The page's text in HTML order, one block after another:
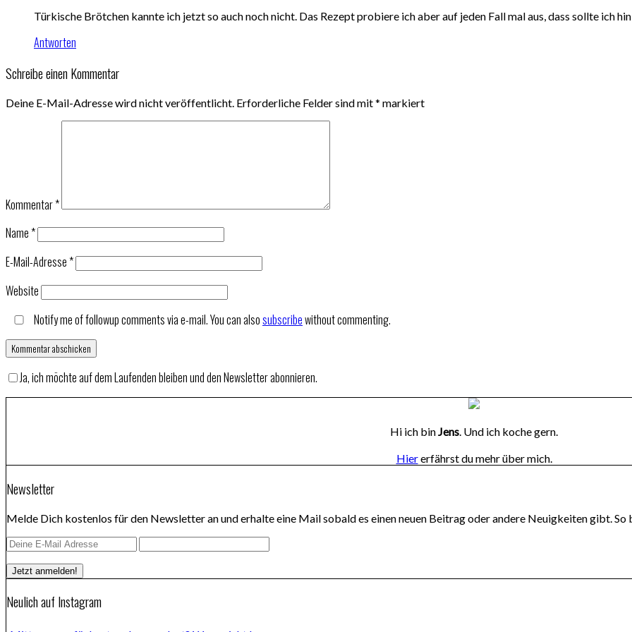
Türkische Brötchen kannte ich jetzt so auch noch nicht. Das Rezept probiere ich aber auf jeden Fall mal aus, dass sollte ich
Antworten
Schreibe einen Kommentar
Deine E-Mail-Adresse wird nicht veröffentlicht. Erforderliche Felder sind mit* markiert
Kommentar*
Name*
E-Mail-Adresse*
Website
Notify me of followup comments via e-mail. You can alsosubscribewithout commenting.
Ja, ich möchte auf dem Laufenden bleiben und den Newsletter abonnieren.
Hi ich binJens. Und ich koche gern.
Hiererfährst du mehr über mich.
Newsletter
Melde Dich kostenlos für den Newsletter an und erhalte eine Mail sobald es einen neuen Beitrag oder andere Neuigkeiten gibt. So
Neulich auf Instagram